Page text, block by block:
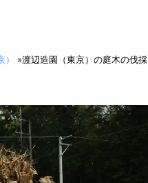
»渡辺造園（東京）の庭木の伐採